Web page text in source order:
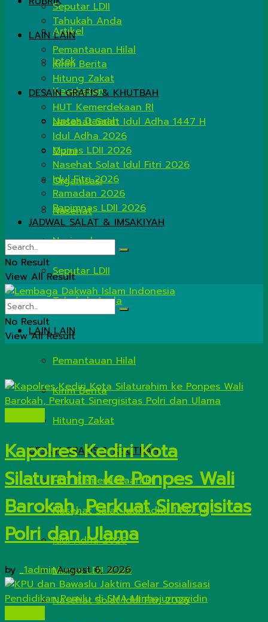
Artikel
Iptek
Kesehatan
Lintas Daerah
Opini
Organisasi
Nasehat
Nasional
Seputar LDII
Tahukah Anda
LAIN LAIN
Pemantauan Hilal
Kirim Berita
Hitung Zakat
DESAIN GRAFIS & KHUTBAH
HUT Kemerdekaan RI
Nasehat Salat Idul Adha 1447 H
Idul Adha 2026
Munas LDII 2026
Nasehat Solat Idul Fitri 2026
Seputar LDII
Tahukah Anda
LAIN LAIN
Pemantauan Hilal
Kirim Berita
Hitung Zakat
DESAIN GRAFIS & KHUTBAH
HUT Kemerdekaan RI
Nasehat Salat Idul Adha 1447 H
Idul Adha 2026
Munas LDII 2026
Nasehat Solat Idul Fitri 2026
Idul Fitri 2026
Ramadan 2026
Rapimnas LDII 2026
JADWAL SALAT & IMSAKIYAH
No Result
View All Result
No Result
View All Result
Kapolres Kediri Kota
Silaturahim ke Ponpes Wali
Barokah, Perkuat Sinergisitas
Polri dan Ulama
by _1adminAugust 6, 2026